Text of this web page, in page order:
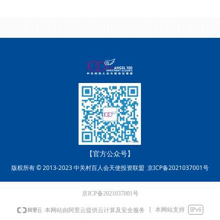
【官方公众号】
版权所有 © 2013-2023 中关村百人会天使投资联盟 京ICP备2021037001号
京ICP备2021037001号
本网站由阿里云提供云计算及安全服务 本网站支持 IPv6